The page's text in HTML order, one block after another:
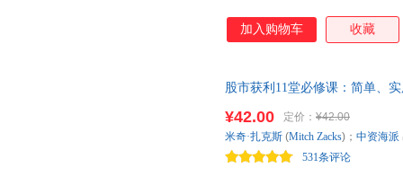
加入购物车 收藏
股市获利11堂必修课：简单、
尔基尔、英大证券研究所所长
席研究员艾经纬联合推荐。
¥42.00 定价： ¥42.00
531条评论
米奇·扎克斯 (Mitch Zacks)； 中资海派